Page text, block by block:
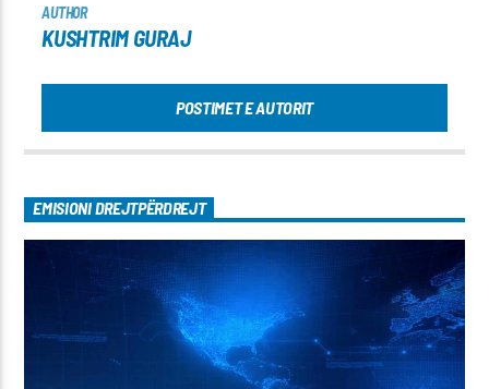
AUTHOR
KUSHTRIM GURAJ
POSTIMET E AUTORIT
EMISIONI DREJTPËRDREJT